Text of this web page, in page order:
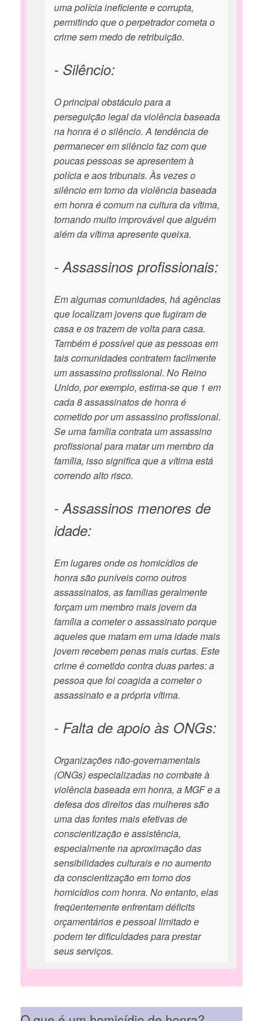
uma polícia ineficiente e corrupta,
permitindo que o perpetrador cometa o
crime sem medo de retribuição.
- Silêncio:
O principal obstáculo para a
perseguição legal da violência baseada
na honra é o silêncio. A tendência de
permanecer em silêncio faz com que
poucas pessoas se apresentem à
polícia e aos tribunais. Às vezes o
silêncio em torno da violência baseada
em honra é comum na cultura da vítima,
tornando muito improvável que alguém
além da vítima apresente queixa.
- Assassinos profissionais:
Em algumas comunidades, há agências
que localizam jovens que fugiram de
casa e os trazem de volta para casa.
Também é possível que as pessoas em
tais comunidades contratem facilmente
um assassino profissional. No Reino
Unido, por exemplo, estima-se que 1 em
cada 8 assassinatos de honra é
cometido por um assassino profissional.
Se uma família contrata um assassino
profissional para matar um membro da
família, isso significa que a vítima está
correndo alto risco.
- Assassinos menores de
idade:
Em lugares onde os homicídios de
honra são puníveis como outros
assassinatos, as famílias geralmente
forçam um membro mais jovem da
família a cometer o assassinato porque
aqueles que matam em uma idade mais
jovem recebem penas mais curtas. Este
crime é cometido contra duas partes: a
pessoa que foi coagida a cometer o
assassinato e a própria vítima.
- Falta de apoio às ONGs:
Organizações não-governamentais
(ONGs) especializadas no combate à
violência baseada em honra, a MGF e a
defesa dos direitos das mulheres são
uma das fontes mais efetivas de
conscientização e assistência,
especialmente na aproximação das
sensibilidades culturais e no aumento
da conscientização em torno dos
homicídios com honra. No entanto, elas
freqüentemente enfrentam déficits
orçamentários e pessoal limitado e
podem ter dificuldades para prestar
seus serviços.